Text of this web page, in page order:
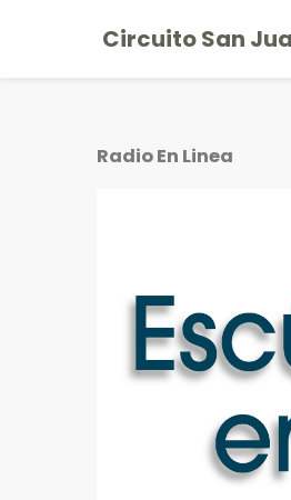
Circuito San
Radio En Linea